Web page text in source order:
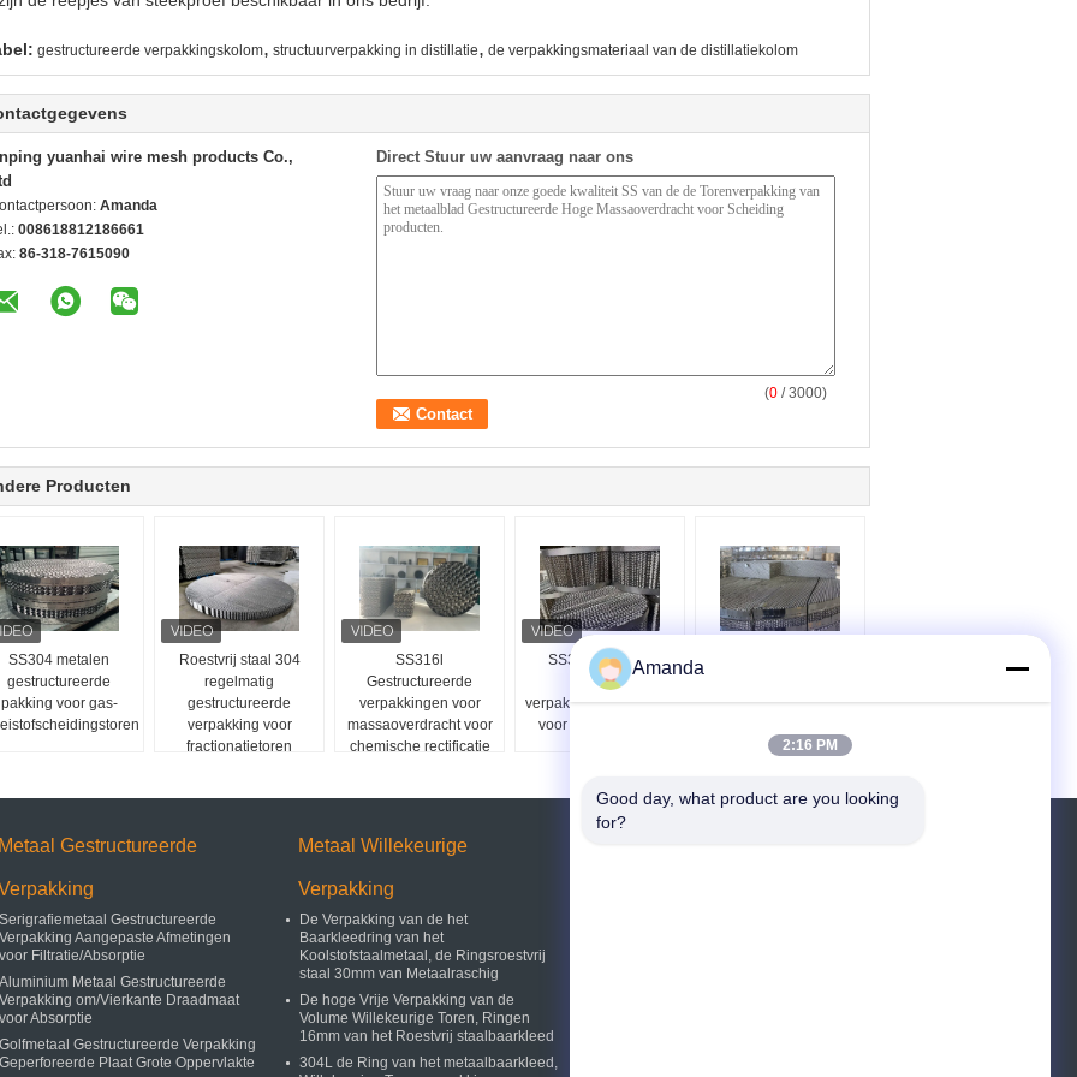
gestructureerde verpakkingskolom, structuurverpakking in distillatie, de verpakkingsmateriaal van de distillatiekolom
yuanhai wire mesh products Co.,
Amanda
008618812186661
86-318-7615090
Direct Stuur uw aanvraag naar ons
(0 / 3000)
Producten
SS304 metalen
gestructureerde
pakking voor gas-
Roestvrij staal 304
regelmatig
gestructureerde
verpakking voor
fractionatietoren
SS316l
Gestructureerde
verpakkingen voor
massaoverdracht voor
chemische rectificatie
SS304 Gegooid
metalen
verpakkingsconstructie
voor distillatietoren
verpakkingen voor fijne
vacuümdestillatie
Metaal Gestructureerde
Serigrafiemetaal Gestructureerde
Verpakking Aangepaste Afmetingen
voor Filtratie/Absorptie
Aluminium Metaal Gestructureerde
Verpakking om/Vierkante Draadmaat
voor Absorptie
Golfmetaal Gestructureerde Verpakking
Geperforeerde Plaat Grote Oppervlakte
Metaal Willekeurige
Verpakking
De Verpakking van de het
Baarkleedring van het
Koolstofstaalmetaal, de Ringsroestvrij
staal 30mm van Metaalraschig
De hoge Vrije Verpakking van de
Volume Willekeurige Toren, Ringen
16mm van het Roestvrij staalbaarkleed
304L de Ring van het metaalbaarkleed,
Amanda
2:16 PM
Good day, what product are you looking
for?